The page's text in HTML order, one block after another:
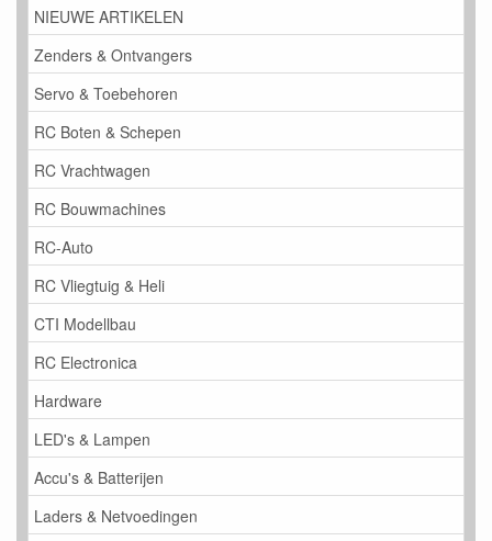
NIEUWE ARTIKELEN
Zenders & Ontvangers
Servo & Toebehoren
RC Boten & Schepen
RC Vrachtwagen
RC Bouwmachines
RC-Auto
RC Vliegtuig & Heli
CTI Modellbau
RC Electronica
Hardware
LED's & Lampen
Accu's & Batterijen
Laders & Netvoedingen